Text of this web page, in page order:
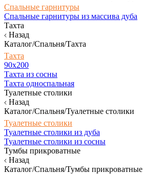
Спальные гарнитуры
Спальные гарнитуры из массива дуба
Тахта
Назад
Каталог/Спальня/Тахта
Тахта
90х200
Тахта из сосны
Тахта односпальная
Туалетные столики
Назад
Каталог/Спальня/Туалетные столики
Туалетные столики
Туалетные столики из дуба
Туалетные столики из сосны
Тумбы прикроватные
Назад
Каталог/Спальня/Тумбы прикроватные